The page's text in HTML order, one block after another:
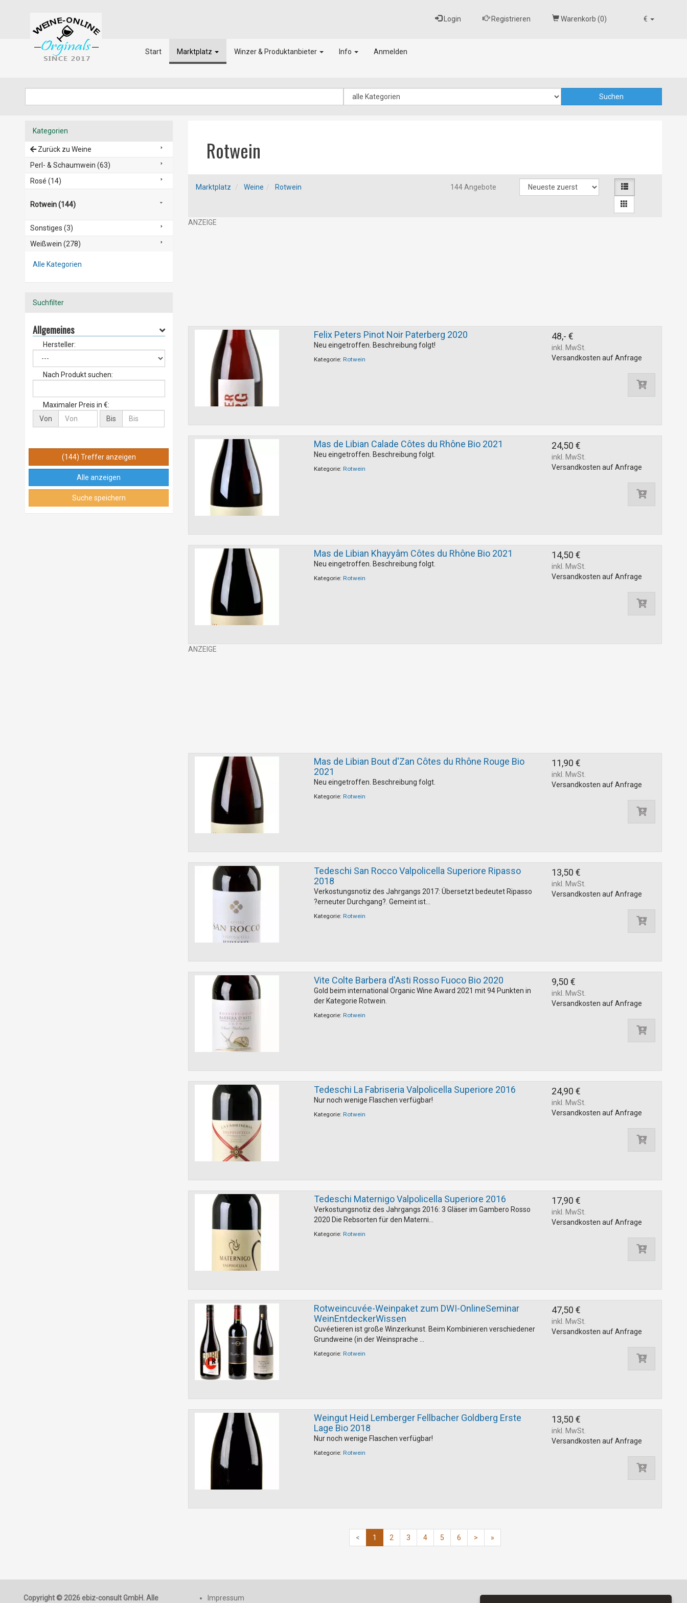
€
Login Registrieren Warenkorb (0)
Start Marktplatz Winzer & Produktanbieter Info Anmelden
Rotwein
Marktplatz Weine Rotwein 144 Angebote
Felix Peters Pinot Noir Paterberg 2020
Neu eingetroffen. Beschreibung folgt!
Kategorie: Rotwein
48,- €
inkl. MwSt.
Versandkosten auf Anfrage
Mas de Libian Calade Côtes du Rhône Bio 2021
Neu eingetroffen. Beschreibung folgt.
Kategorie: Rotwein
24,50 €
inkl. MwSt.
Versandkosten auf Anfrage
Mas de Libian Khayyâm Côtes du Rhône Bio 2021
Neu eingetroffen. Beschreibung folgt.
Kategorie: Rotwein
14,50 €
inkl. MwSt.
Versandkosten auf Anfrage
Mas de Libian Bout d'Zan Côtes du Rhône Rouge Bio
2021
Neu eingetroffen. Beschreibung folgt.
Kategorie: Rotwein
11,90 €
inkl. MwSt.
Versandkosten auf Anfrage
Tedeschi San Rocco Valpolicella Superiore Ripasso
2018
Verkostungsnotiz des Jahrgangs 2017: Übersetzt bedeutet Ripasso
?erneuter Durchgang?. Gemeint ist...
Kategorie: Rotwein
13,50 €
inkl. MwSt.
Versandkosten auf Anfrage
Vite Colte Barbera d'Asti Rosso Fuoco Bio 2020
Gold beim international Organic Wine Award 2021 mit 94 Punkten in
der Kategorie Rotwein.
Kategorie: Rotwein
9,50 €
inkl. MwSt.
Versandkosten auf Anfrage
Tedeschi La Fabriseria Valpolicella Superiore 2016
Nur noch wenige Flaschen verfügbar!
Kategorie: Rotwein
24,90 €
inkl. MwSt.
Versandkosten auf Anfrage
Tedeschi Maternigo Valpolicella Superiore 2016
Verkostungsnotiz des Jahrgangs 2016: 3 Gläser im Gambero Rosso
2020 Die Rebsorten für den Materni...
Kategorie: Rotwein
17,90 €
inkl. MwSt.
Versandkosten auf Anfrage
Rotweincuvée-Weinpaket zum DWI-OnlineSeminar
WeinEntdeckerWissen
Cuvéetieren ist große Winzerkunst. Beim Kombinieren verschiedener
Grundweine (in der Weinsprache ...
Kategorie: Rotwein
47,50 €
inkl. MwSt.
Versandkosten auf Anfrage
Weingut Heid Lemberger Fellbacher Goldberg Erste
Lage Bio 2018
Nur noch wenige Flaschen verfügbar!
Kategorie: Rotwein
13,50 €
inkl. MwSt.
Versandkosten auf Anfrage
< 1 2 3 4 5 6 > »
Kategorien
Zurück zu Weine
Perl- & Schaumwein (63)
Rosé (14)
Rotwein (144)
Sonstiges (3)
Weißwein (278)
Alle Kategorien
Suchfilter
Allgemeines
Hersteller:
Nach Produkt suchen:
Maximaler Preis in €:
Von
Bis
(144) Treffer anzeigen
Alle anzeigen
Suche speichern
Copyright © 2026 ebiz-consult GmbH. Alle Impressum